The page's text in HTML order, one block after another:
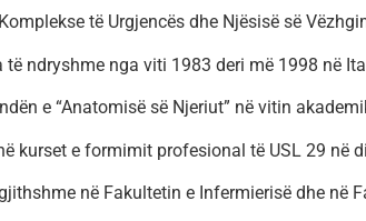
të Urgjencës dhe Njësisë së
të ndryshme nga viti 1983 deri më 1998 në
e “Anatomisë së Njeriut” në vitin
kurset e formimit profesional të USL 29 në
në Fakultetin e Infermierisë dhe në